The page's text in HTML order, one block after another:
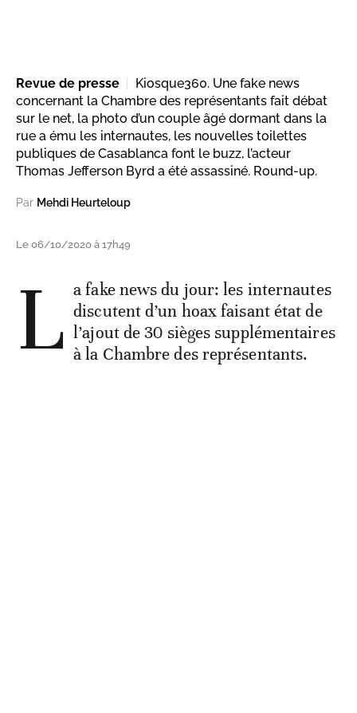
Revue de presse
Kiosque360. Une fake news
concernant la Chambre des représentants fait débat
sur le net, la photo d’un couple âgé dormant dans la
rue a ému les internautes, les nouvelles toilettes
publiques de Casablanca font le buzz, l’acteur
Thomas Jefferson Byrd a été assassiné. Round-up.
Par Mehdi Heurteloup
Le 06/10/2020 à 17h49
L a fake news du jour: les internautes
discutent d’un hoax faisant état de
l’ajout de 30 sièges supplémentaires
à la Chambre des représentants.